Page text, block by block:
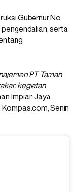
Gubernur No
serta
PT Taman
kegiatan
Impian Jaya
Kompas.com, Senin